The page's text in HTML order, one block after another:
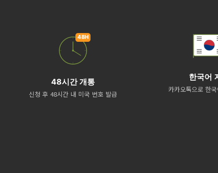
48시간 개통
신청 후 48시간 내 미국 번호 발급
한국어
카카오톡으로 한